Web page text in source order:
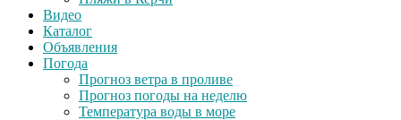
Видео
Каталог
Объявления
Погода
Прогноз ветра в проливе
Прогноз погоды на неделю
Температура воды в море